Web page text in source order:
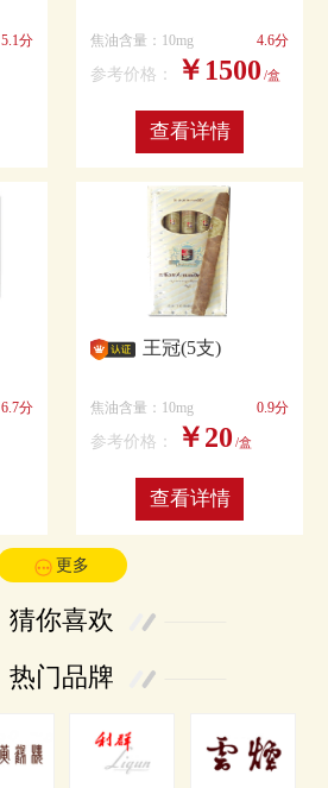
5.1分 焦油含量：10mg 4.6分
参考价格： ￥1500 /盒
查看详情
6.7分
王冠(5支)
焦油含量：10mg 0.9分
参考价格： ￥20 /盒
查看详情
更多
猜你喜欢
热门品牌